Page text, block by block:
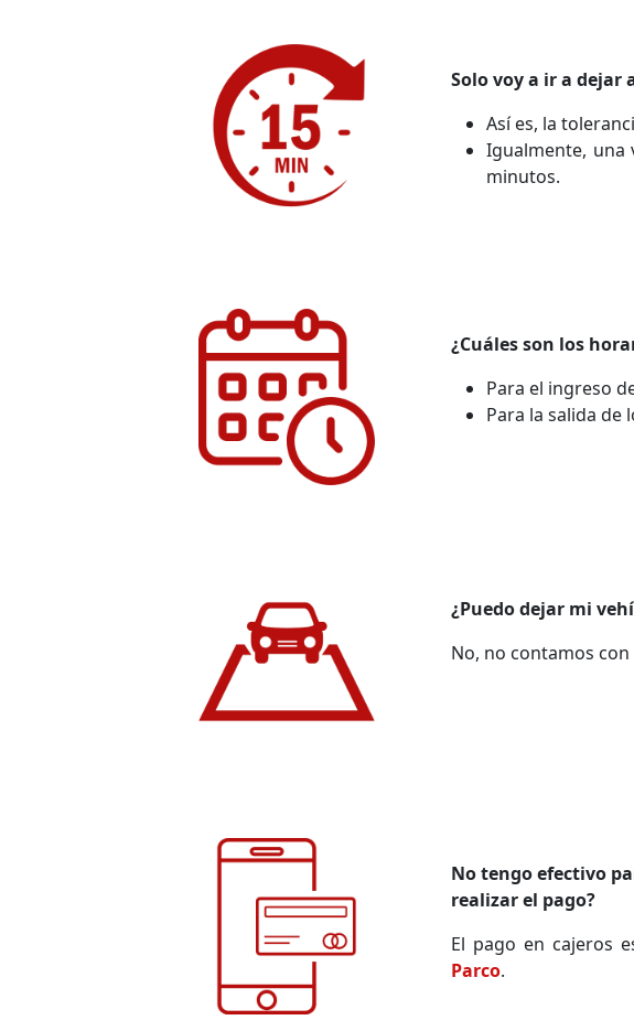
Solo voy a ir a
Así es, la
Igualmente, una
minutos.
¿Cuáles son los
Para el ingreso
Para la salida de
¿Puedo dejar mi
No, no contamos
No tengo efectivo
realizar el pago?
El pago en cajeros
Parco.